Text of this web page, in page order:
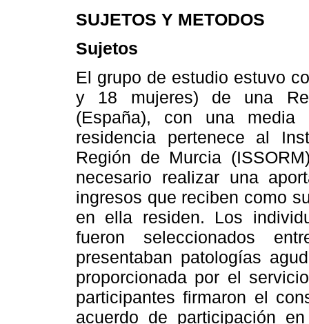
SUJETOS Y METODOS
Sujetos
El grupo de estudio estuvo
y 18 mujeres) de una
(España), con una
residencia pertenece al
Región de Murcia
necesario realizar una
ingresos que reciben como
en ella residen. Los
fueron seleccionados
presentaban patologías
proporcionada por el
participantes firmaron el
acuerdo de participación